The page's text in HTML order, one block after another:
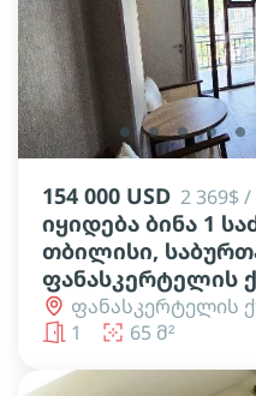
lens lens lens lens lens
154 000 USD 2 369$ /
იყიდება ბინა 1
თბილისი,
ფანასკერტელის
ფანასკერტელის
1
65 მ²